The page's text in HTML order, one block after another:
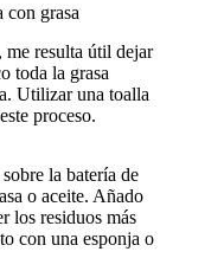
con grasa
me resulta útil dejar
toda la grasa
Utilizar una toalla
proceso.
la batería de
o aceite. Añado
los residuos más
con una esponja o